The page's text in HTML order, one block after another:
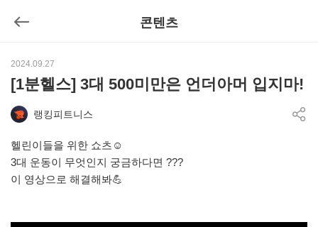
뒤로가기 콘텐츠
2024.09.27
[1분헬스] 3대 500미만은 언더아머 입지마!
랭킹피트니스 공
헬린이들을 위한 쇼츠☺️
3대 운동이 무엇인지 궁금하다면 ???
이 영상으로 해결해봐💪